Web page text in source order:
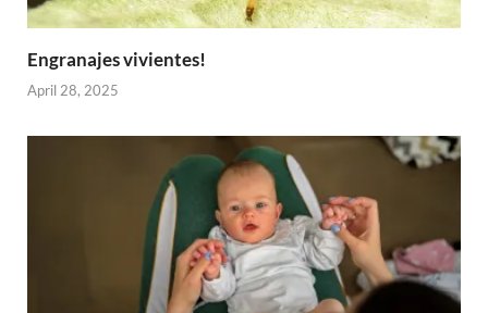
Engranajes vivientes!
April 28, 2025